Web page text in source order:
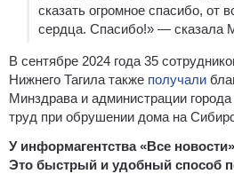
сказать огромное спасибо, от
сердца. Спасибо!» — сказала
В сентябре 2024 года 35
Нижнего Тагила также получали
Минздрава и администрации
труд при обрушении дома на
У информагентства «Все
Это быстрый и удобный способ